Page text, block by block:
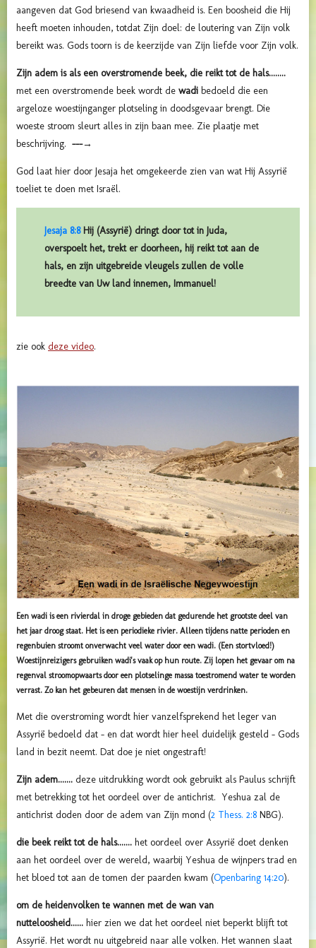
aangeven dat God briesend van kwaadheid is. Een boosheid die Hij
heeft moeten inhouden, totdat Zijn doel: de loutering van Zijn volk
bereikt was. Gods toorn is de keerzijde van Zijn liefde voor Zijn volk.
Zijn adem is als een overstromende beek, die reikt tot de hals........
met een overstromende beek wordt de wadi bedoeld die een
argeloze woestijnganger plotseling in doodsgevaar brengt. Die
woeste stroom sleurt alles in zijn baan mee. Zie plaatje met
beschrijving. ---→
God laat hier door Jesaja het omgekeerde zien van wat Hij Assyrië
toeliet te doen met Israël.
Jesaja 8:8Hij (Assyrië) dringt door tot in Juda,
overspoelt het, trekt er doorheen, hij reikt tot aan de
hals, en zijn uitgebreide vleugels zullen de volle
breedte van Uw land innemen, Immanuel!
zie ook deze video.
Een wadi is een rivierdal in droge gebieden dat gedurende het grootste deel van
het jaar droog staat. Het is een periodieke rivier. Alleen tijdens natte perioden en
regenbuien stroomt onverwacht veel water door een wadi. (Een stortvloed!)
Woestijnreizigers gebruiken wadi's vaak op hun route. Zij lopen het gevaar om na
regenval stroomopwaarts door een plotselinge massa toestromend water te worden
verrast. Zo kan het gebeuren dat mensen in de woestijn verdrinken.
Met die overstroming wordt hier vanzelfsprekend het leger van
Assyrië bedoeld dat - en dat wordt hier heel duidelijk gesteld - Gods
land in bezit neemt. Dat doe je niet ongestraft!
Zijn adem....... deze uitdrukking wordt ook gebruikt als Paulus schrijft
met betrekking tot het oordeel over de antichrist. Yeshua zal de
antichrist doden door de adem van Zijn mond (2 Thess. 2:8 NBG).
die beek reikt tot de hals....... het oordeel over Assyrië doet denken
aan het oordeel over de wereld, waarbij Yeshua de wijnpers trad en
het bloed tot aan de tomen der paarden kwam (Openbaring 14:20).
om de heidenvolken te wannen met de wan van
nutteloosheid...... hier zien we dat het oordeel niet beperkt blijft tot
Assyrië. Het wordt nu uitgebreid naar alle volken. Het wannen slaat